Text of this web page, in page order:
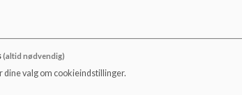
vegne
(altid nødvendig)
dine valg om cookieindstillinger.